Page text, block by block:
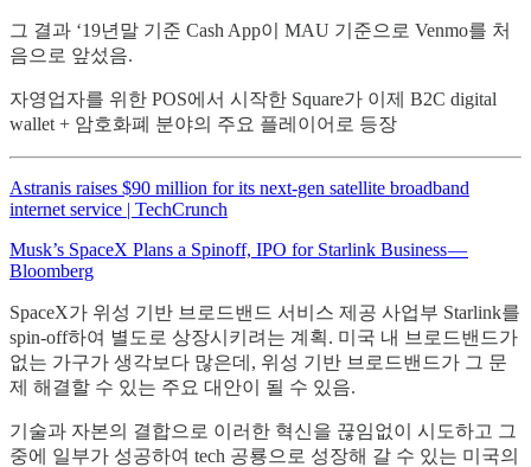
그 결과 ‘19년말 기준 Cash App이 MAU 기준으로 Venmo를 처
음으로 앞섰음.
자영업자를 위한 POS에서 시작한 Square가 이제 B2C digital
wallet + 암호화폐 분야의 주요 플레이어로 등장
Astranis raises $90 million for its next-gen satellite broadband
internet service | TechCrunch
Musk’s SpaceX Plans a Spinoff, IPO for Starlink Business —
Bloomberg
SpaceX가 위성 기반 브로드밴드 서비스 제공 사업부 Starlink를
spin-off하여 별도로 상장시키려는 계획. 미국 내 브로드밴드가
없는 가구가 생각보다 많은데, 위성 기반 브로드밴드가 그 문
제 해결할 수 있는 주요 대안이 될 수 있음.
기술과 자본의 결합으로 이러한 혁신을 끊임없이 시도하고 그
중에 일부가 성공하여 tech 공룡으로 성장해 갈 수 있는 미국의